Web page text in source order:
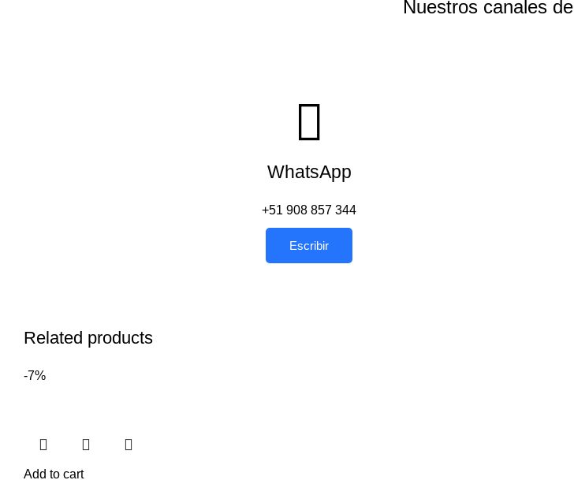
Nuestros canales de
WhatsApp
+51 908 857 344
Escribir
Related products
-7%
Add to cart